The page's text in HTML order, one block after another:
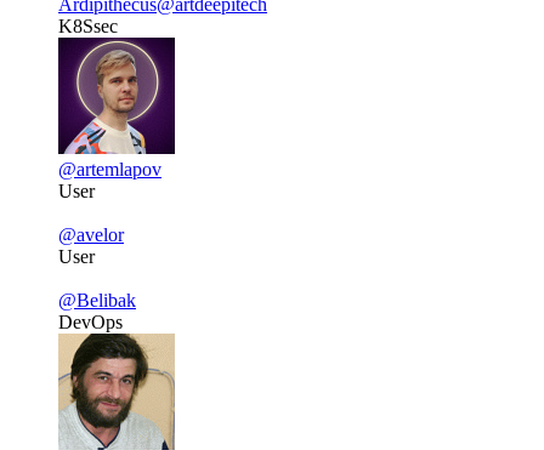
Ardipithecus@artdeepitech
K8Ssec
@artemlapov
User
@avelor
User
@Belibak
DevOps